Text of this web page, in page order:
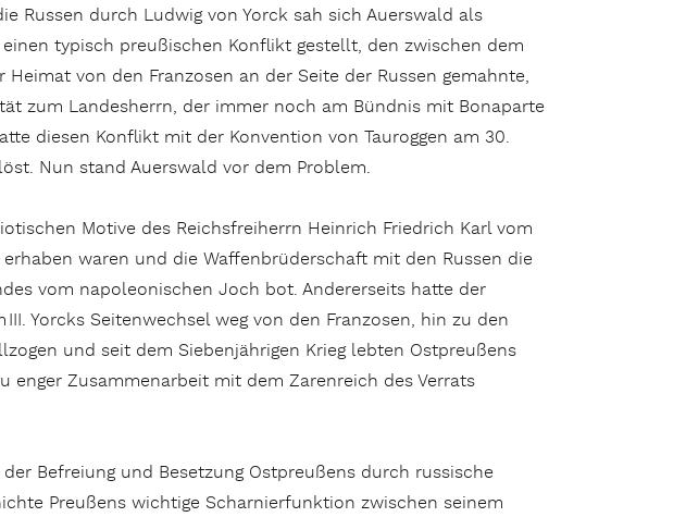
Russen durch Ludwig von Yorck sah sich Auerswald als
typisch preußischen Konflikt gestellt, den zwischen dem
von den Franzosen an der Seite der Russen gemahnte,
zum Landesherrn, der immer noch am Bündnis mit Bonaparte
diesen Konflikt mit der Konvention von Tauroggen am 30.
Nun stand Auerswald vor dem Problem.
Motive des Reichsfreiherrn Heinrich Friedrich Karl vom
waren und die Waffenbrüderschaft mit den Russen die
vom napoleonischen Joch bot. Andererseits hatte der
Yorcks Seitenwechsel weg von den Franzosen, hin zu den
und seit dem Siebenjährigen Krieg lebten Ostpreußens
enger Zusammenarbeit mit dem Zarenreich des Verrats
Befreiung und Besetzung Ostpreußens durch russische
Preußens wichtige Scharnierfunktion zwischen seinem